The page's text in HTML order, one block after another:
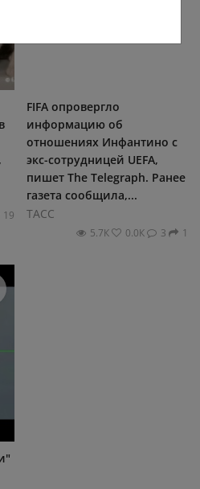
19
FIFA опровергло
информацию об
отношениях Инфантино с
экс-сотрудницей UEFA,
пишет The Telegraph. Ранее
газета сообщила,...
ТАСС
5.7К 0.0К 3 1